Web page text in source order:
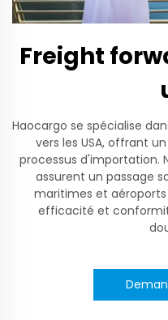
Freight
Haocargo se spécialise
vers les USA, offrant
processus d'importation.
assurent un passage
maritimes et
efficacité et